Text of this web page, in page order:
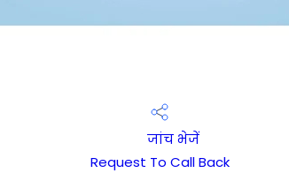
जांच भेजें
Request To Call Back